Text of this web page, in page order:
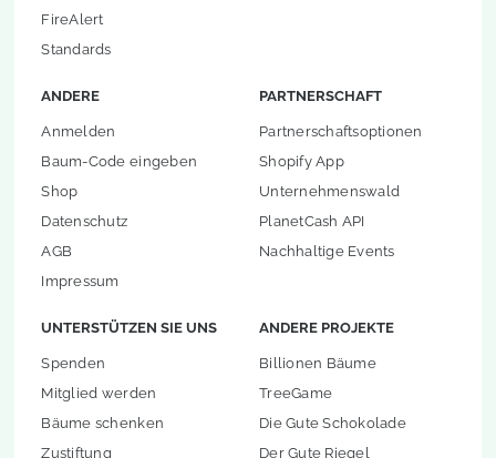
FireAlert
Standards
ANDERE
Anmelden
Baum-Code eingeben
Shop
Datenschutz
AGB
Impressum
PARTNERSCHAFT
Partnerschaftsoptionen
Shopify App
Unternehmenswald
PlanetCash API
Nachhaltige Events
UNTERSTÜTZEN SIE UNS
Spenden
Mitglied werden
Bäume schenken
Zustiftung
ANDERE PROJEKTE
Billionen Bäume
TreeGame
Die Gute Schokolade
Der Gute Riegel